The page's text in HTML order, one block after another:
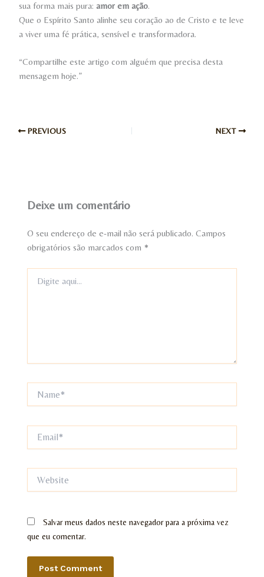
sua forma mais pura: amor em ação.
Que o Espírito Santo alinhe seu coração ao de Cristo e te leve
a viver uma fé prática, sensível e transformadora.
“Compartilhe este artigo com alguém que precisa desta
mensagem hoje.”
PREVIOUS NEXT
Deixe um comentário
O seu endereço de e-mail não será publicado. Campos
obrigatórios são marcados com *
aqui...
Salvar meus dados neste navegador para a próxima vez
que eu comentar.